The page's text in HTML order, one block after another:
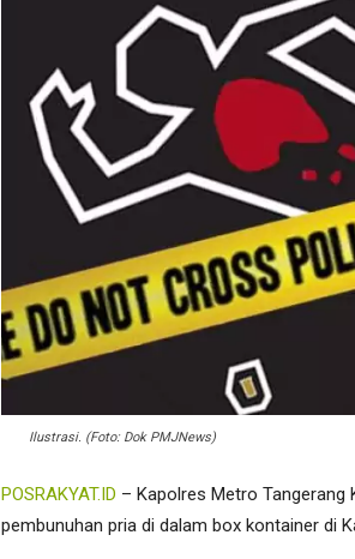
Ilustrasi. (Foto: Dok PMJNews)
POSRAKYAT.ID – Kapolres Metro Tangerang
pembunuhan pria di dalam box kontainer di